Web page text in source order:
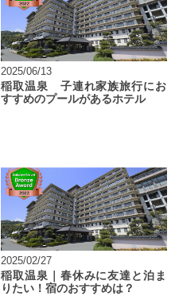
2025/06/13
稲取温泉 子連れ家族旅行にお
すすめのプールがあるホテル
2025/02/27
稲取温泉｜春休みに友達と泊ま
りたい！宿のおすすめは？